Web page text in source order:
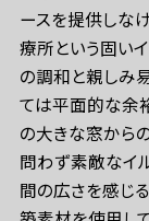
ースを提供しな
療所という固い
の調和と親しみ
ては平面的な余
の大きな窓から
問わず素敵なイ
間の広さを感じ